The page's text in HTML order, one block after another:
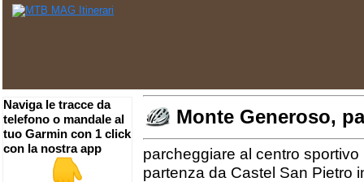
Monte Generoso,
parcheggiare al centro
partenza da Castel San Pietro
Naviga le tracce da
telefono o mandale al
tuo Garmin con 1 click
con la nostra app